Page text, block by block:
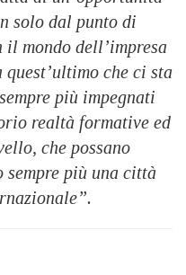
solo dal punto di
mondo dell’impresa
che ci sta
più impegnati
realtà formative ed
che possano
più una città